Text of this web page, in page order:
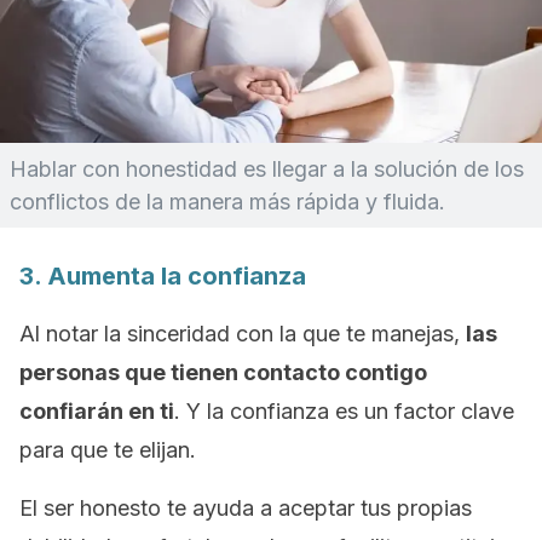
Hablar con honestidad es llegar a la solución de los
conflictos de la manera más rápida y fluida.
3. Aumenta la confianza
Al notar la sinceridad con la que te manejas, las
personas que tienen contacto contigo
confiarán en ti. Y la confianza es un factor clave
para que te elijan.
El ser honesto te ayuda a aceptar tus propias